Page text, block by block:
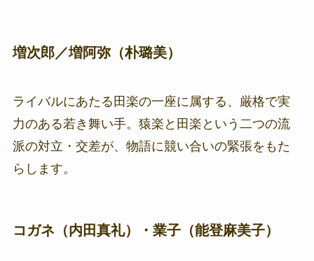
増次郎／増阿弥（朴璐美）
ライバルにあたる田楽の一座に属する、厳格で実
力のある若き舞い手。猿楽と田楽という二つの流
派の対立・交差が、物語に競い合いの緊張をもた
らします。
コガネ（内田真礼）・業子（能登麻美子）